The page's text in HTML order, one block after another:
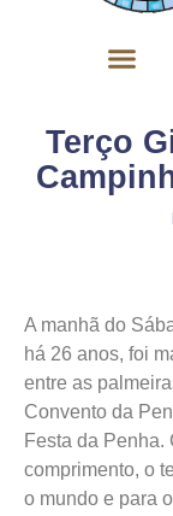
Terço
A manhã do
há 26 anos, foi
entre as
Convento da
Festa da Penha.
comprimento, o
o mundo e para